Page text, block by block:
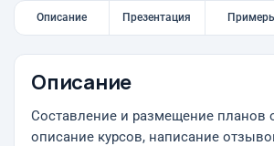
Описание Презентация
Описание
Составление и размещение планов
описание курсов, написание